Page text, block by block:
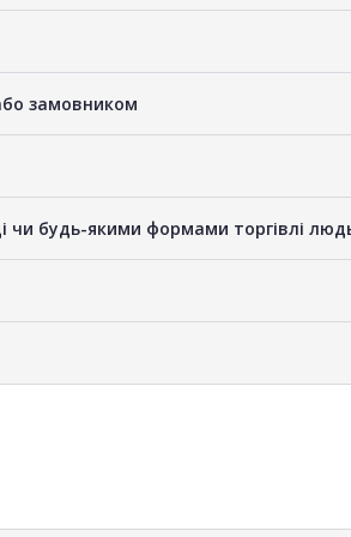
замовником
чи будь-якими формами торгівлі